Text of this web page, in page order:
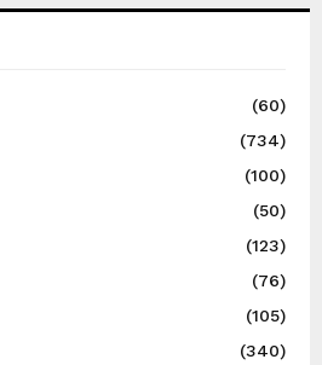
(60)
(734)
(100)
(50)
(123)
(76)
(105)
(340)